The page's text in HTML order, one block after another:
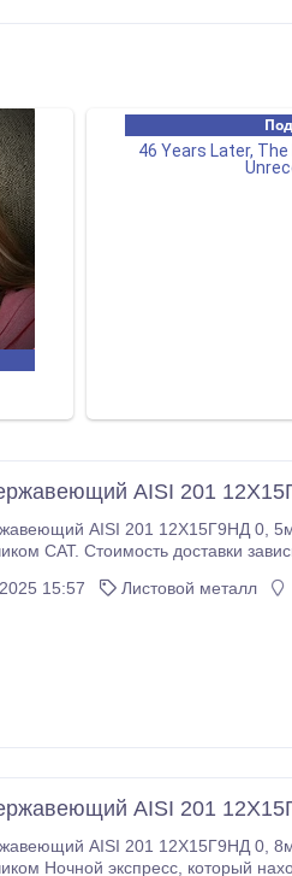
AISI 201
AISI 201 12Х15Г9НД 0, 5мм 0,
подробнее по телефону. Минимально возможное количество - 1
15:57
Листовой металл
AISI 201
AISI 201 12Х15Г9НД 0, 8мм 0,
находится по адресу: пер. Ивановский 5. Срок доставки - 24 часа. Стоимость доставки